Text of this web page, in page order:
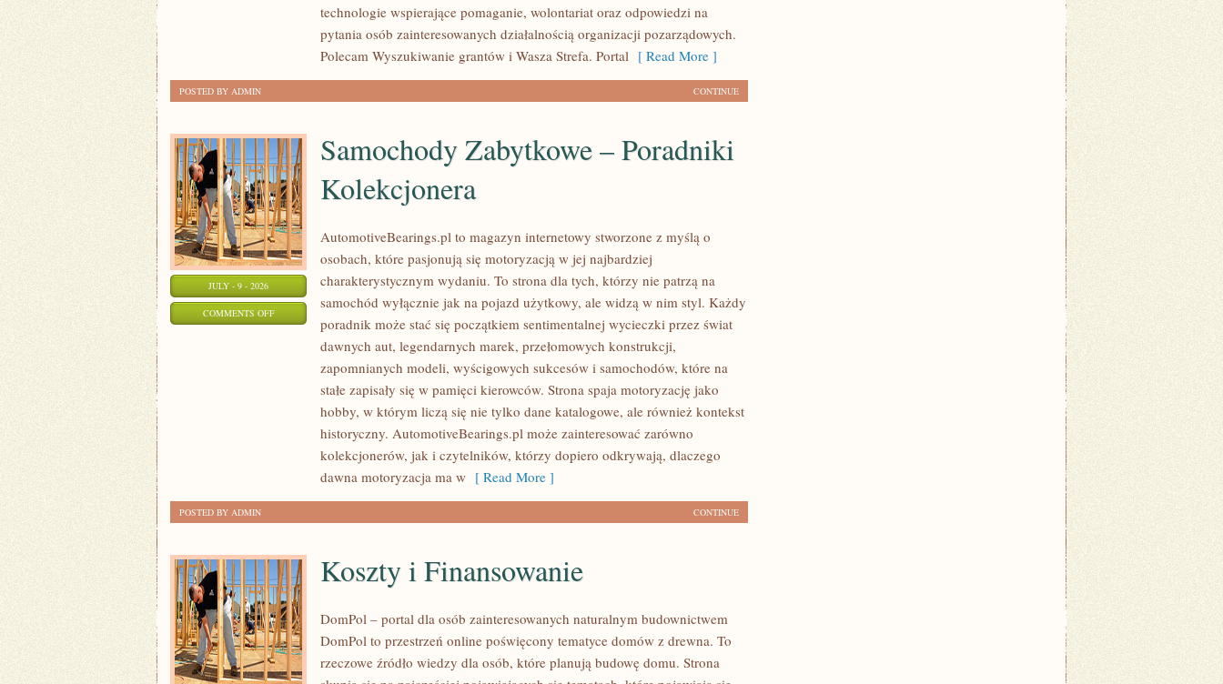
technologie wspierające pomaganie, wolontariat oraz odpowiedzi na
pytania osób zainteresowanych działalnością organizacji pozarządowych.
Polecam Wyszukiwanie grantów i Wasza Strefa. Portal [ Read More ]
CONTINUE
POSTED BY ADMIN
JULY - 9 - 2026
COMMENTS OFFON
SAMOCHODY
Samochody Zabytkowe – Poradniki
Kolekcjonera
AutomotiveBearings.pl to magazyn internetowy stworzone z myślą o
osobach, które pasjonują się motoryzacją w jej najbardziej
charakterystycznym wydaniu. To strona dla tych, którzy nie patrzą na
samochód wyłącznie jak na pojazd użytkowy, ale widzą w nim styl. Każdy
poradnik może stać się początkiem sentimentalnej wycieczki przez świat
dawnych aut, legendarnych marek, przełomowych konstrukcji,
zapomnianych modeli, wyścigowych sukcesów i samochodów, które na
stałe zapisały się w pamięci kierowców. Strona spaja motoryzację jako
hobby, w którym liczą się nie tylko dane katalogowe, ale również kontekst
historyczny. AutomotiveBearings.pl może zainteresować zarówno
kolekcjonerów, jak i czytelników, którzy dopiero odkrywają, dlaczego
dawna motoryzacja ma w [ Read More ]
CONTINUE
POSTED BY ADMIN
Koszty i Finansowanie
DomPol – portal dla osób zainteresowanych naturalnym budownictwem
DomPol to przestrzeń online poświęcony tematyce domów z drewna. To
rzeczowe źródło wiedzy dla osób, które planują budowę domu. Strona